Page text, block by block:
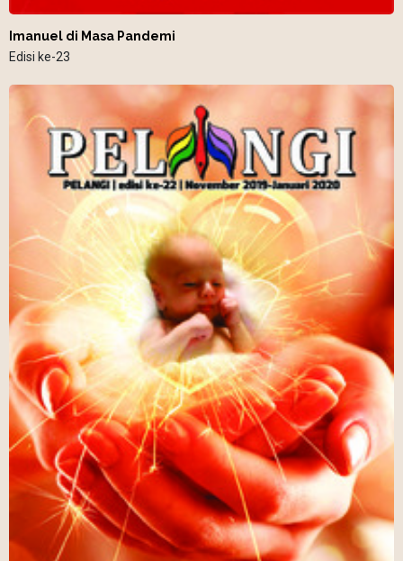
Imanuel di Masa Pandemi
Edisi ke-23